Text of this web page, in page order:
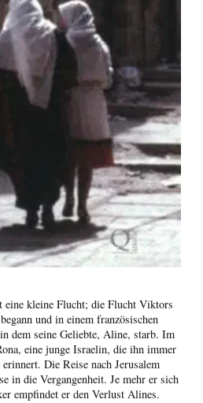
eine kleine Flucht; die Flucht Viktors
und in einem französischen
dem seine Geliebte, Aline, starb. Im
eine junge Israelin, die ihn immer
Die Reise nach Jerusalem
in die Vergangenheit. Je mehr er sich
empfindet er den Verlust Alines.